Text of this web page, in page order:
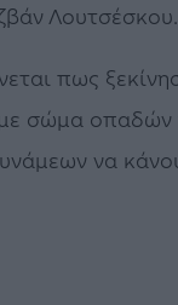
Λουτσέσκου.
πως
σώμα οπαδών
να